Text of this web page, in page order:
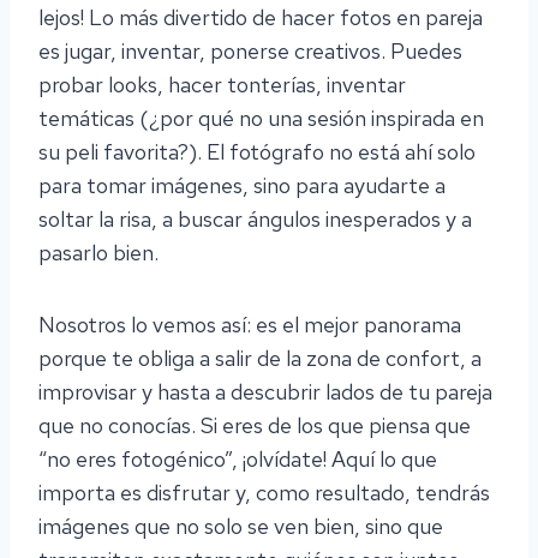
lejos! Lo más divertido de hacer fotos en pareja
es jugar, inventar, ponerse creativos. Puedes
probar looks, hacer tonterías, inventar
temáticas (¿por qué no una sesión inspirada en
su peli favorita?). El fotógrafo no está ahí solo
para tomar imágenes, sino para ayudarte a
soltar la risa, a buscar ángulos inesperados y a
pasarlo bien.
Nosotros lo vemos así: es el mejor panorama
porque te obliga a salir de la zona de confort, a
improvisar y hasta a descubrir lados de tu pareja
que no conocías. Si eres de los que piensa que
“no eres fotogénico”, ¡olvídate! Aquí lo que
importa es disfrutar y, como resultado, tendrás
imágenes que no solo se ven bien, sino que